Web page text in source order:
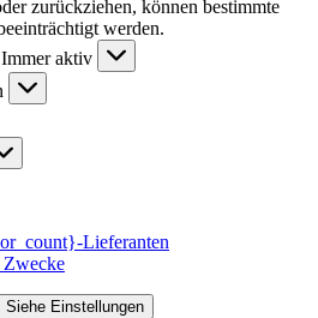
zurückziehen, können bestimmte
werden.
Immer aktiv
Lieferanten
Zwecke
Siehe Einstellungen